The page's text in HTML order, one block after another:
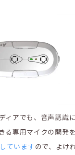
ィアでも、音声認識
る専用マイクの開発
ていますので、よけ